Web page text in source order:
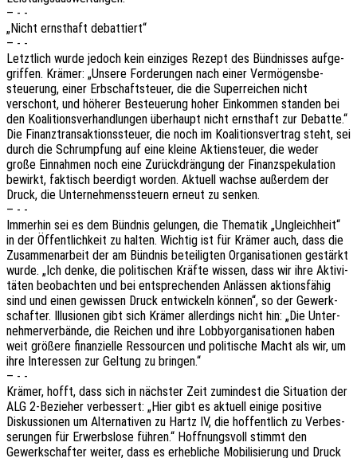
– - -
„Nicht ernst­haft debattiert“
– - -
Letzt­lich wurde jedoch kein einzi­ges Rezept des Bünd­nis­ses aufge­
grif­fen. Krämer: „Unsere Forde­run­gen nach einer Vermö­gens­be­
steue­rung, einer Erbschaft­steu­er, die die Super­rei­chen nicht
verschont, und höhe­rer Besteue­rung hoher Einkom­men stan­den bei
den Koali­ti­ons­ver­hand­lun­gen über­haupt nicht ernst­haft zur Debat­te.“
Die Finanz­trans­ak­ti­ons­steu­er, die noch im Koali­ti­ons­ver­trag steht, sei
durch die Schrump­fung auf eine kleine Akti­en­steu­er, die weder
große Einnah­men noch eine Zurück­drän­gung der Finanz­spe­ku­la­ti­on
bewirkt, faktisch beer­digt worden. Aktu­ell wachse außer­dem der
Druck, die Unter­neh­mens­steu­ern erneut zu senken.
– - -
Immer­hin sei es dem Bünd­nis gelun­gen, die Thema­tik „Ungleich­heit“
in der Öffent­lich­keit zu halten. Wich­tig ist für Krämer auch, dass die
Zusam­men­ar­beit der am Bünd­nis betei­lig­ten Orga­ni­sa­tio­nen gestärkt
wurde. „Ich denke, die poli­ti­schen Kräfte wissen, dass wir ihre Akti­vi­
tä­ten beob­ach­ten und bei entspre­chen­den Anläs­sen akti­ons­fä­hig
sind und einen gewis­sen Druck entwi­ckeln können“, so der Gewerk­
schaf­ter. Illu­sio­nen gibt sich Krämer aller­dings nicht hin: „Die Unter­
neh­mer­ver­bän­de, die Reichen und ihre Lobby­or­ga­ni­sa­tio­nen haben
weit größe­re finan­zi­el­le Ressour­cen und poli­ti­sche Macht als wir, um
ihre Inter­es­sen zur Geltung zu bringen.“
– - -
Krämer, hofft, dass sich in nächs­ter Zeit zumin­dest die Situa­ti­on der
ALG 2‑Bezieher verbes­sert: „Hier gibt es aktu­ell einige posi­ti­ve
Diskus­sio­nen um Alter­na­ti­ven zu Hartz IV, die hoffent­lich zu Verbes­
se­run­gen für Erwerbs­lo­se führen.“ Hoff­nungs­voll stimmt den
Gewerk­schaf­ter weiter, dass es erheb­li­che Mobi­li­sie­rung und Druck